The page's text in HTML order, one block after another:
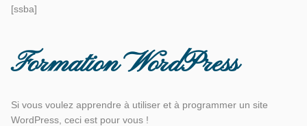
[ssba]
Formation WordPress
Si vous voulez apprendre à utiliser et à programmer un site
WordPress, ceci est pour vous !